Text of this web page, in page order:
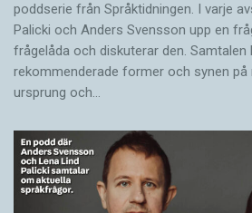
poddserie från Språktidningen. I varje
Palicki och Anders Svensson upp en
frågelåda och diskuterar den.
rekommenderade former och synen
ursprung och…